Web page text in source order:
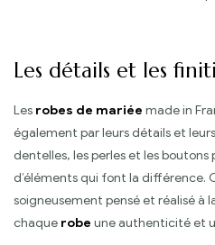
Les détails et les
Les robes de mariée made in
également par leurs détails et
dentelles, les perles et les
d’éléments qui font la différence.
soigneusement pensé et réalisé à
chaque robe une authenticité et